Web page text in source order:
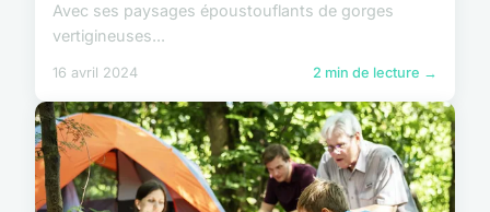
Avec ses paysages époustouflants de gorges
vertigineuses...
16 avril 2024 2 min de lecture →